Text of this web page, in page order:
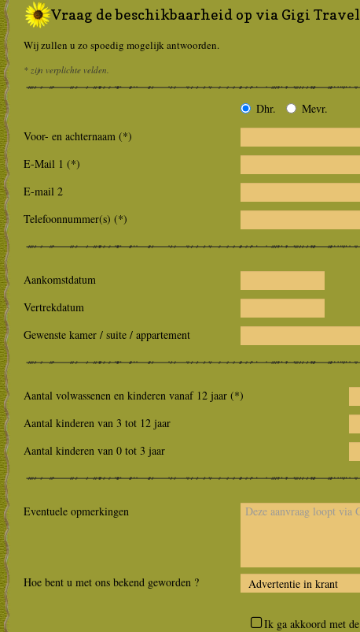
Vraag de beschikbaarheid op via Gigi Travel
Wij zullen u zo spoedig mogelijk antwoorden.
* zijn verplichte velden.
Dhr.
Mevr.
Voor- en achternaam (*)
E-Mail 1 (*)
E-mail 2
Telefoonnummer(s) (*)
Aankomstdatum
Vertrekdatum
Gewenste kamer / suite / appartement
Aantal volwassenen en kinderen vanaf 12 jaar (*)
Aantal kinderen van 3 tot 12 jaar
Aantal kinderen van 0 tot 3 jaar
Eventuele opmerkingen
Hoe bent u met ons bekend geworden ?
Ik ga akkoord met de